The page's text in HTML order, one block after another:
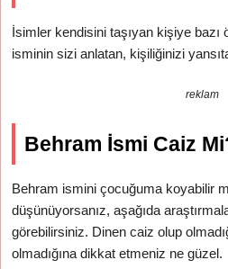
İsimler kendisini taşıyan kişiye bazı
isminin sizi anlatan, kişiliğinizi
reklam
Behram İsmi Caiz
Behram ismini çocuğuma koyabilir
düşünüyorsanız, aşağıda
görebilirsiniz. Dinen caiz olup
olmadığına dikkat etmeniz ne güzel.